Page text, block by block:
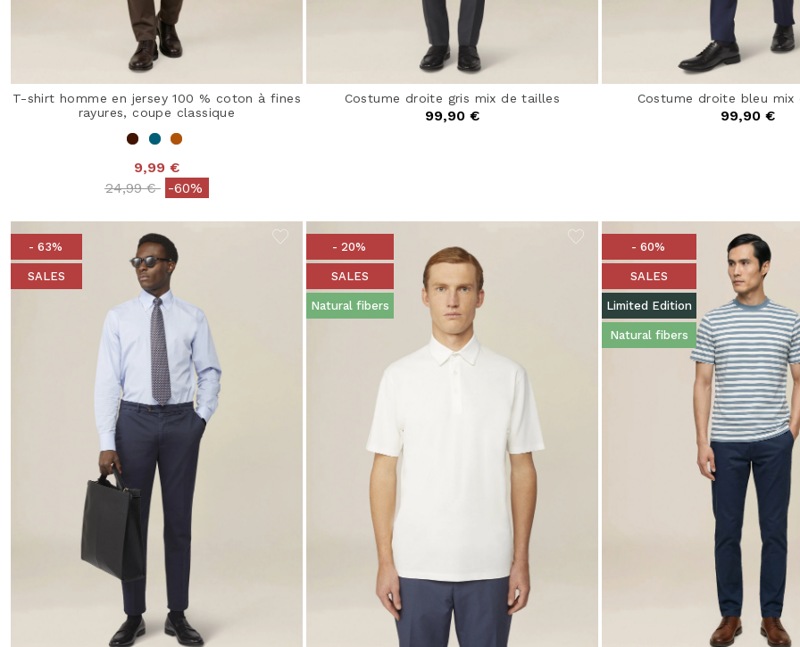
T-shirt homme en jersey 100 % coton à fines
rayures, coupe classique
9,99 €
Price reduced from
24,99 €to-60%
Costume droite gris mix de tailles
99,90 €
Costume droite bleu mix
99,90 €
- 63%
SALES
- 20%
SALES
Natural fibers
- 60%
SALES
Limited Edition
Natural fibers